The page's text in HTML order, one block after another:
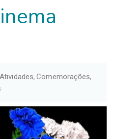
Atividades,Comemorações,